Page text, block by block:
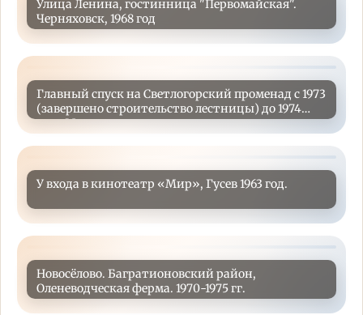
Улица Ленина, гостинница "Первомайская".
Черняховск, 1968 год
Главный спуск на Светлогорский променад с 1973
(завершено строительство лестницы) до 1974
года ️Мозаичные солнечные часы появились
внизу спуска как раз в 1974 году.
У входа в кинотеатр «Мир», Гусев 1963 год.
Новосёлово. Багратионовский район,
Оленеводческая ферма. 1970-1975 гг.